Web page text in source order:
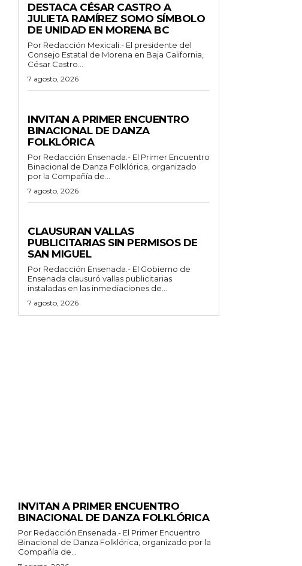
DESTACA CÉSAR CASTRO A
JULIETA RAMÍREZ SOMO SÍMBOLO
DE UNIDAD EN MORENA BC
Por Redacción Mexicali.- El presidente del
Consejo Estatal de Morena en Baja California,
César Castro...
7 agosto, 2026
INVITAN A PRIMER ENCUENTRO
BINACIONAL DE DANZA
FOLKLÓRICA
Por Redacción Ensenada.- El Primer Encuentro
Binacional de Danza Folklórica, organizado
por la Compañía de...
7 agosto, 2026
CLAUSURAN VALLAS
PUBLICITARIAS SIN PERMISOS DE
SAN MIGUEL
Por Redacción Ensenada.- El Gobierno de
Ensenada clausuró vallas publicitarias
instaladas en las inmediaciones de...
7 agosto, 2026
INVITAN A PRIMER ENCUENTRO
BINACIONAL DE DANZA FOLKLÓRICA
Por Redacción Ensenada.- El Primer Encuentro
Binacional de Danza Folklórica, organizado por la
Compañía de...